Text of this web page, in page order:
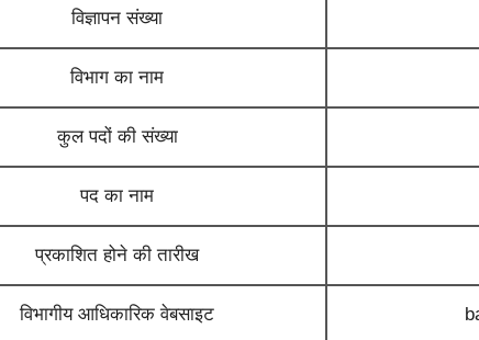
विज्ञापन संख्या
विभाग का नाम
कुल पदों की संख्या
पद का नाम
प्रकाशित होने की तारीख
विभागीय आधिकारिक वेबसाइट